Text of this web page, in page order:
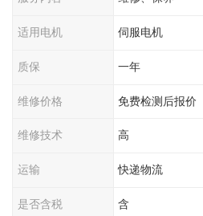
适用电机 伺服电机
质保 一年
维修价格 免费检测后报价
维修技术 高
运输 快递物流
是否含税 含